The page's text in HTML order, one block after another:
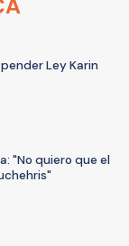
Ley Karin
"No quiero que el